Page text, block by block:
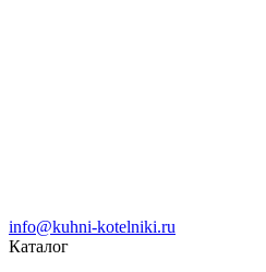
info@kuhni-kotelniki.ru
Каталог